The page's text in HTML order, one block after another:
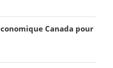
Canada pour